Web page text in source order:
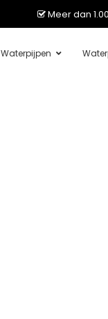
Meer dan
Waterpijpen